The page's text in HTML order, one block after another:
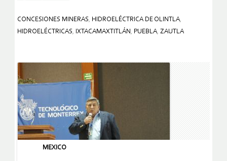
CONCESIONES MINERAS HIDROELÉCTRICA DE OLINTLA
HIDROELÉCTRICAS
IXTACAMAXTITLÁN PUEBLA ZAUTLA
MEXICO